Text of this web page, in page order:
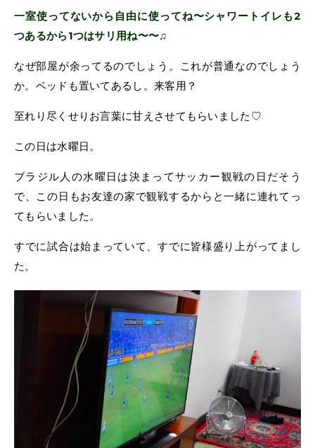
一室使ってないから自由に使ってね〜シャワートイレも2
つあるから1つはサリ用ね〜〜♫
なぜ部屋が余ってるのでしょう。これが普通なのでしょう
か。ベッドも置いてあるし。来客用？
至れり尽くせりお言葉に甘えさせてもらいました♡
この日は水曜日。
ブラジル人の水曜日は決まってサッカー観戦の日だそう
で、この日もお友達の家で観戦するからと一緒に連れてっ
てもらいました。
すでに試合は始まっていて、すでに皆様盛り上がってまし
た。